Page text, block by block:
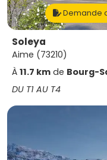
Demande
Soleya
Aime (73210)
À 11.7 km de Bourg-
DU T1 AU T4